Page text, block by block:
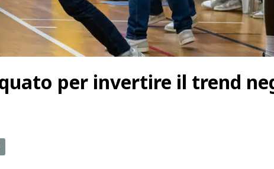
per invertire il trend